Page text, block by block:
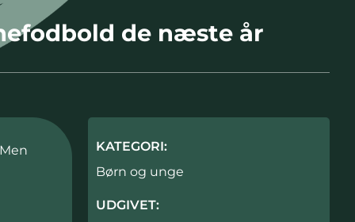
de næste år
KATEGORI:
Børn og unge
UDGIVET: